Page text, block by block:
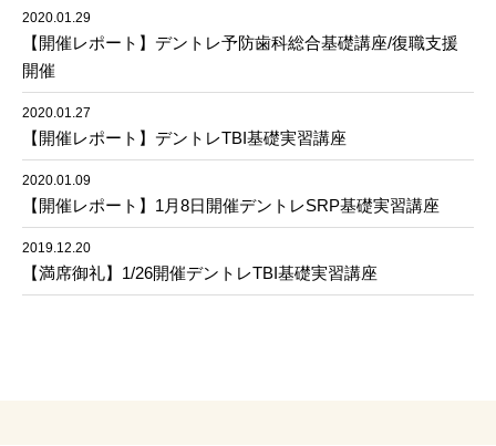
2020.01.29
【開催レポート】デントレ予防歯科総合基礎講座/復職支援
開催
2020.01.27
【開催レポート】デントレTBI基礎実習講座
2020.01.09
【開催レポート】1月8日開催デントレSRP基礎実習講座
2019.12.20
【満席御礼】1/26開催デントレTBI基礎実習講座